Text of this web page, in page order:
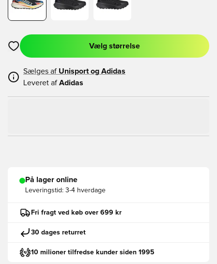
Åbner en Modal til at logge ind eller tilmelde dig som medlem
Vælg størrelse
Sælges af Unisport og Adidas
Leveret af Adidas
På lager online
Leveringstid: 3-4 hverdage
Fri fragt ved køb over 699 kr
30 dages returret
10 milioner tilfredse kunder siden 1995